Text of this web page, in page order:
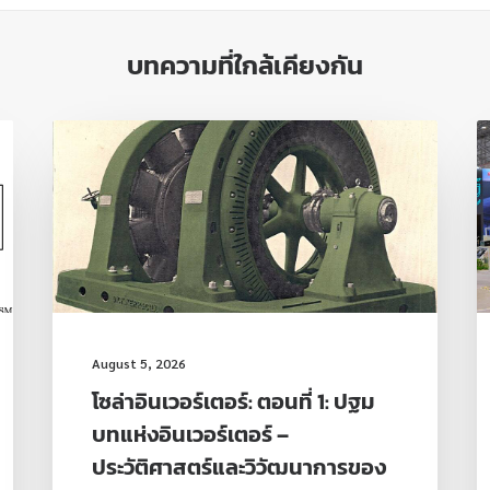
บทความที่ใกล้เคียงกัน
August 5, 2026
โซล่าอินเวอร์เตอร์: ตอนที่ 1: ปฐม
บทแห่งอินเวอร์เตอร์ –
ประวัติศาสตร์และวิวัฒนาการของ